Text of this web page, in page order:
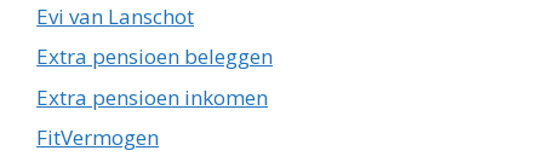
Evi van Lanschot
Extra pensioen beleggen
Extra pensioen inkomen
FitVermogen